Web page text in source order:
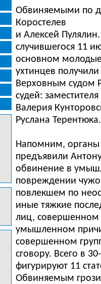
Обвиняемыми по
Коростелев
и Алексей
случившегося 11
основном
ухтинцев
Верховным судом
судей:
Валерия
Руслана Терентюка.
Напомним, органы
предъявили
обвинение в
повреждении
повлекшем по
иные тяжкие
лиц,
умышленном
совершенном
сговору. Всего в
фигурируют 11
Обвиняемым